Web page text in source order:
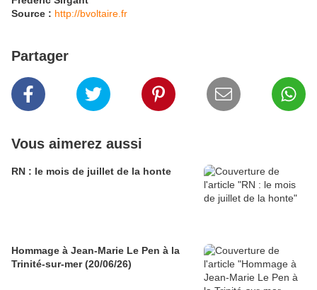
Source : http://bvoltaire.fr
Partager
Vous aimerez aussi
RN : le mois de juillet de la honte
Hommage à Jean-Marie Le Pen à la
Trinité-sur-mer (20/06/26)